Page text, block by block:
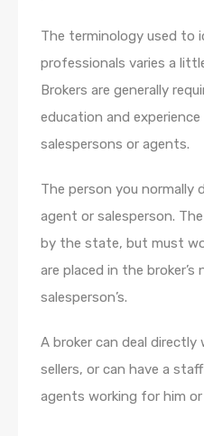
The terminology used to
professionals varies a
Brokers are generally
education and
salespersons or agents.
The person you normally
agent or salesperson.
by the state, but must
are placed in the broker’s
salesperson’s.
A broker can deal directly
sellers, or can have a
agents working for him or